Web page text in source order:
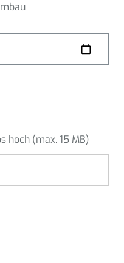
hoch (max. 15 MB)